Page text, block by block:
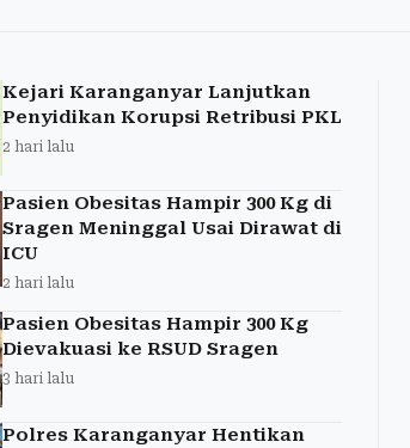
Kejari Karanganyar Lanjutkan
Penyidikan Korupsi Retribusi PKL
2 hari lalu
Pasien Obesitas Hampir 300 Kg di
Sragen Meninggal Usai Dirawat di
ICU
2 hari lalu
Pasien Obesitas Hampir 300 Kg
Dievakuasi ke RSUD Sragen
3 hari lalu
Polres Karanganyar Hentikan